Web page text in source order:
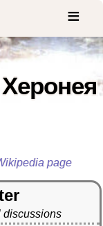
page
discussions